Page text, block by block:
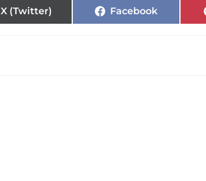
X (Twitter) Facebook